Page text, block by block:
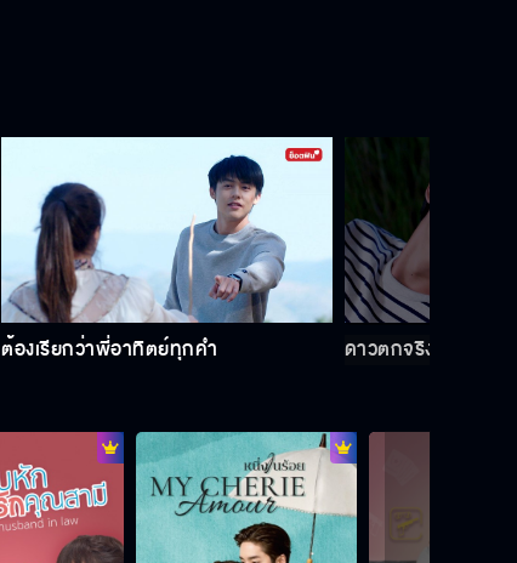
แค่แป้งห่วง พี่ก็หายหนาวแล้ว
กลับมารักพี่ได้มั้ย
จะจำไว้ว่าครั้งนี้พี่จูบแป้ง
ต้องเรียกว่าพี่อาทิตย์ทุกคำ ดาวตกจริงๆ ด้วย อ